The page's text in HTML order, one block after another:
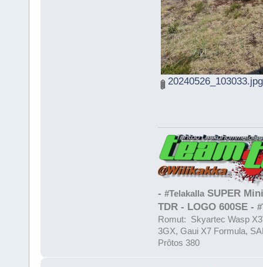
20240526_103033.jpg
- #TelakallaSUPER
TDR - LOGO 600SE -
Romut: Skyartec Wasp
3GX, Gaui X7 Formula,
Prôtos 380